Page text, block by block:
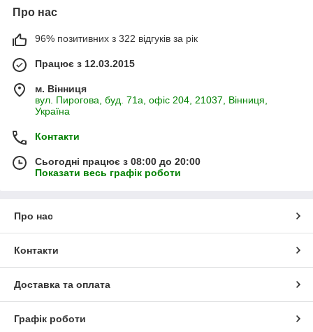
Про нас
96% позитивних з 322 відгуків за рік
Працює з 12.03.2015
м. Вінниця
вул. Пирогова, буд. 71а, офіс 204, 21037, Вінниця,
Україна
Контакти
Сьогодні працює з 08:00 до 20:00
Показати весь графік роботи
Про нас
Контакти
Доставка та оплата
Графік роботи